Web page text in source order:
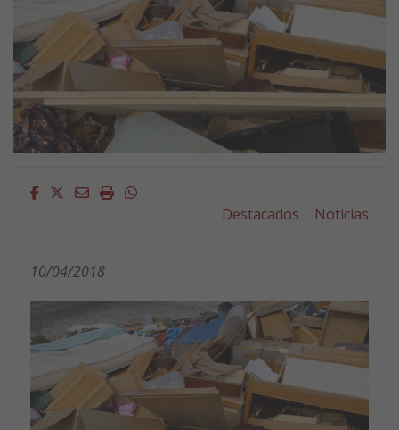
Facebook
Twitter
EmailImprimirWhatsapp
Destacados
Noticias
10/04/2018